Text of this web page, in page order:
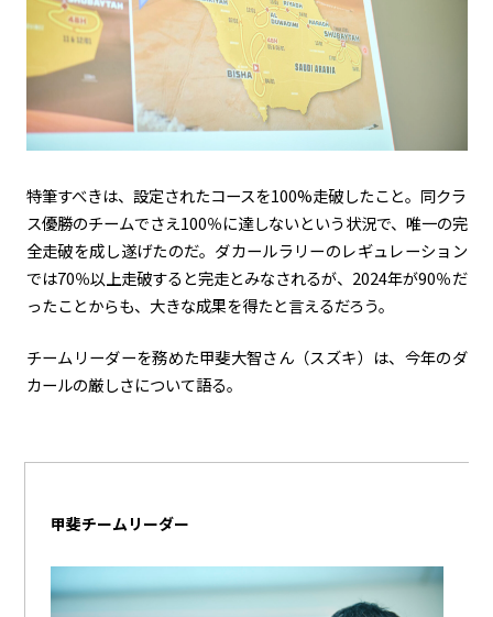
特筆すべきは、設定されたコースを100%走破したこと。同クラ
ス優勝のチームでさえ100％に達しないという状況で、唯一の完
全走破を成し遂げたのだ。ダカールラリーのレギュレーション
では70％以上走破すると完走とみなされるが、2024年が90％だ
ったことからも、大きな成果を得たと言えるだろう。
チームリーダーを務めた甲斐大智さん（スズキ）は、今年のダ
カールの厳しさについて語る。
甲斐チームリーダー